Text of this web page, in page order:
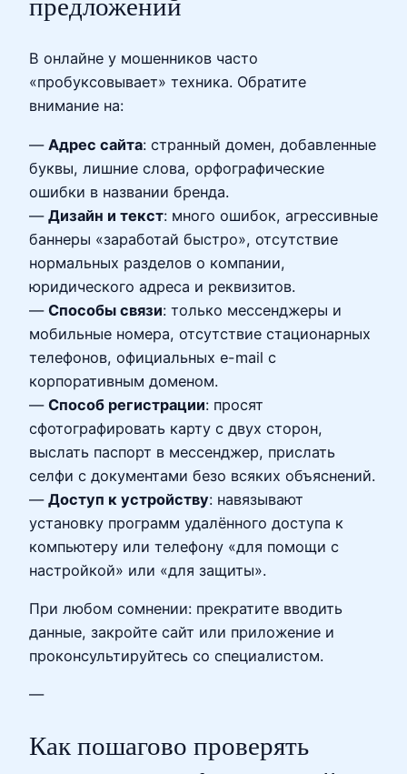
предложений
В онлайне у мошенников часто
«пробуксовывает» техника. Обратите
внимание на:
— Адрес сайта: странный домен, добавленные
буквы, лишние слова, орфографические
ошибки в названии бренда.
— Дизайн и текст: много ошибок, агрессивные
баннеры «заработай быстро», отсутствие
нормальных разделов о компании,
юридического адреса и реквизитов.
— Способы связи: только мессенджеры и
мобильные номера, отсутствие стационарных
телефонов, официальных e-mail с
корпоративным доменом.
— Способ регистрации: просят
сфотографировать карту с двух сторон,
выслать паспорт в мессенджер, прислать
селфи с документами безо всяких объяснений.
— Доступ к устройству: навязывают
установку программ удалённого доступа к
компьютеру или телефону «для помощи с
настройкой» или «для защиты».
При любом сомнении: прекратите вводить
данные, закройте сайт или приложение и
проконсультируйтесь со специалистом.
—
Как пошагово проверять